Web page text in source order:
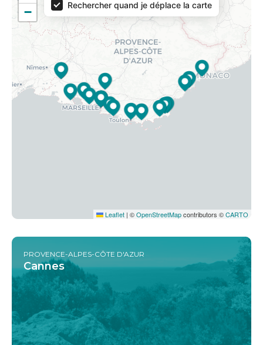
−
Leaflet | ©OpenStreetMapcontributors ©CARTO
Rechercher quand je déplace la carte
PROVENCE-ALPES-CÔTE D'AZUR
Cannes